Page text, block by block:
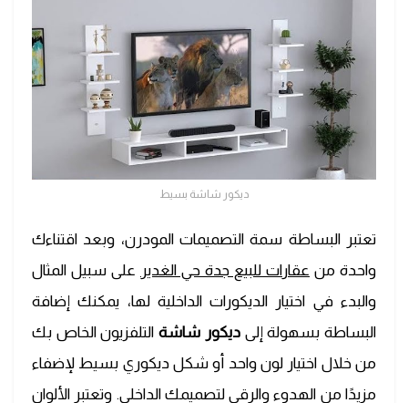
ديكور شاشة بسيط
تعتبر البساطة سمة التصميمات المودرن، وبعد اقتناءك
واحدة من عقارات للبيع جدة حي الغدير على سبيل المثال
والبدء في اختيار الديكورات الداخلية لها، يمكنك إضافة
البساطة بسهولة إلىديكور شاشةالتلفزيون الخاص بك
من خلال اختيار لون واحد أو شكل ديكوري بسيط لإضفاء
مزيدًا من الهدوء والرقي لتصميمك الداخلي. وتعتبر الألوان